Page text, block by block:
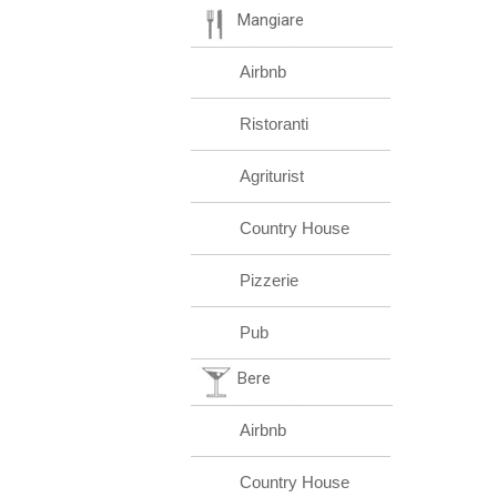
Mangiare
Airbnb
Ristoranti
Agriturist
Country House
Pizzerie
Pub
Bere
Airbnb
Country House